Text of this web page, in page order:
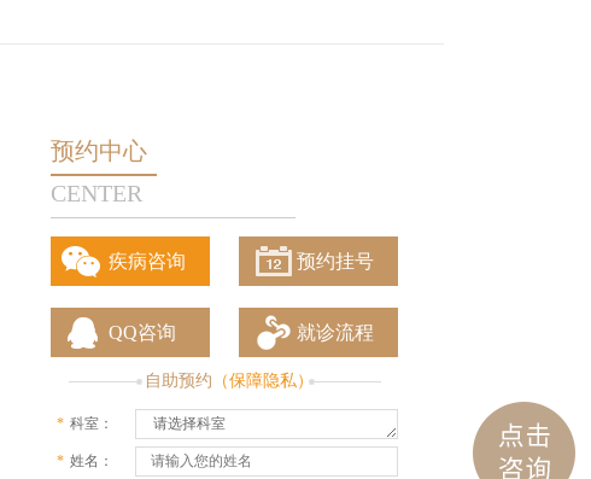
预约中心
CENTER
疾病咨询 预约挂号
QQ咨询 就诊流程
自助预约 （保障隐私）
请选择科室
* 科室：
* 姓名：